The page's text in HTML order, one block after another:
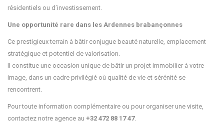
résidentiels ou d’investissement.
Une opportunité rare dans les Ardennes brabançonnes
Ce prestigieux terrain à bâtir conjugue beauté naturelle, emplacement
stratégique et potentiel de valorisation.
Il constitue une occasion unique de bâtir un projet immobilier à votre
image, dans un cadre privilégié où qualité de vie et sérénité se
rencontrent.
Pour toute information complémentaire ou pour organiser une visite,
contactez notre agence au +32 472 88 17 47.